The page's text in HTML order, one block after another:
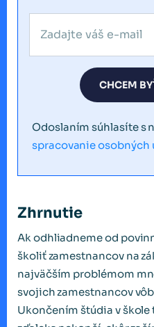
CHCEM
Odoslaním súhlasíte s
spracovanie osobných
Zhrnutie
Ak odhliadneme od
školiť zamestnancov na
najväčším problémom
svojich zamestnancov
Ukončením štúdia v